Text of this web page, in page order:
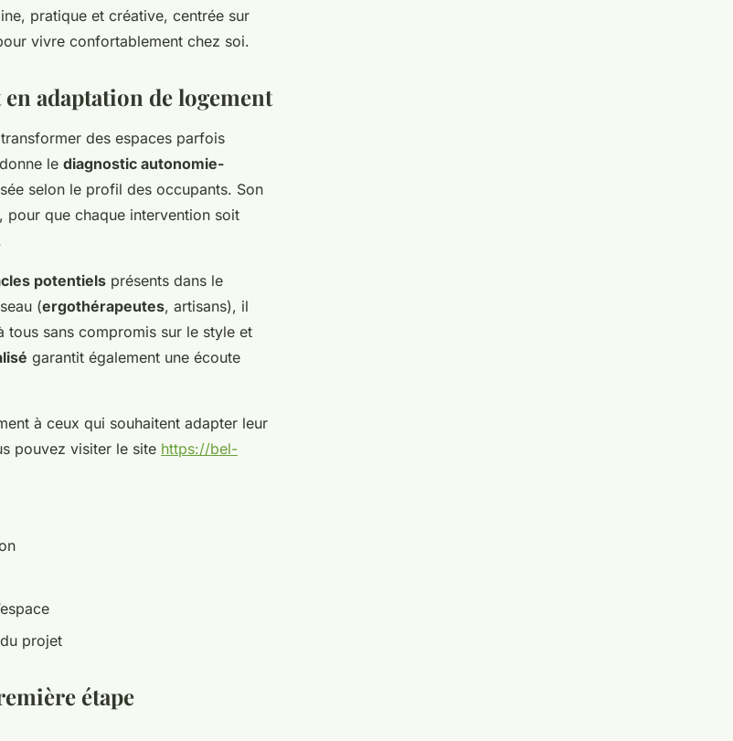
pratique et créative, centrée sur
vivre confortablement chez soi.
adaptation de logement
des espaces parfois
le diagnostic autonomie-
selon le profil des occupants. Son
pour que chaque intervention soit
potentiels présents dans le
(ergothérapeutes, artisans), il
tous sans compromis sur le style et
garantit également une écoute
à ceux qui souhaitent adapter leur
pouvez visiter le site https://bel-
projet
étape